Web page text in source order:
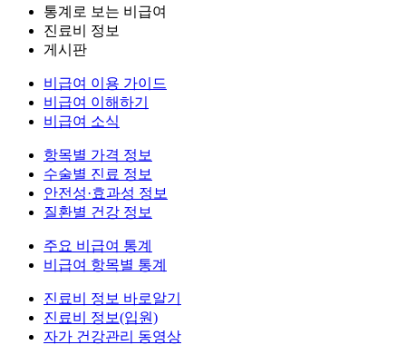
통계로 보는 비급여
진료비 정보
게시판
비급여 이용 가이드
비급여 이해하기
비급여 소식
항목별 가격 정보
수술별 진료 정보
안전성·효과성 정보
질환별 건강 정보
주요 비급여 통계
비급여 항목별 통계
진료비 정보 바로알기
진료비 정보(입원)
자가 건강관리 동영상